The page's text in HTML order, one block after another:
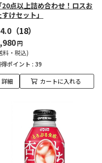
「20点以上詰め合わせ！ロスお
すけセット」
4.0 （18）
円
料・税込)
ポイント : 39
詳細 カートに入れる